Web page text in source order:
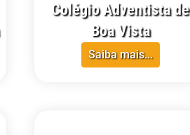
Colégio Adventista de
Boa Vista
Saiba mais...